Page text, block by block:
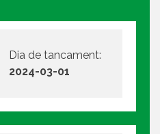
Dia de tancament:
2024-03-01